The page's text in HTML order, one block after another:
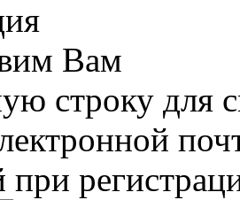
Вам
строку для
при